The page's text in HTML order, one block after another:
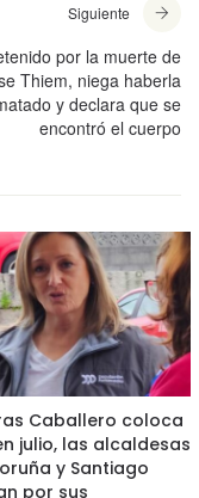
Siguiente
por la muerte de
Thiem, niega haberla
y declara que se
encontró el cuerpo
Caballero coloca
julio, las alcaldesas
y Santiago
por sus